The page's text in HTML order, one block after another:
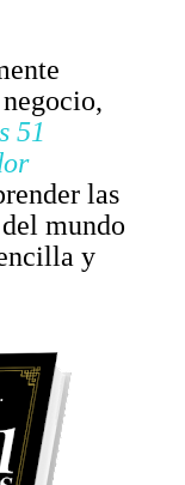
51
las
mundo
y